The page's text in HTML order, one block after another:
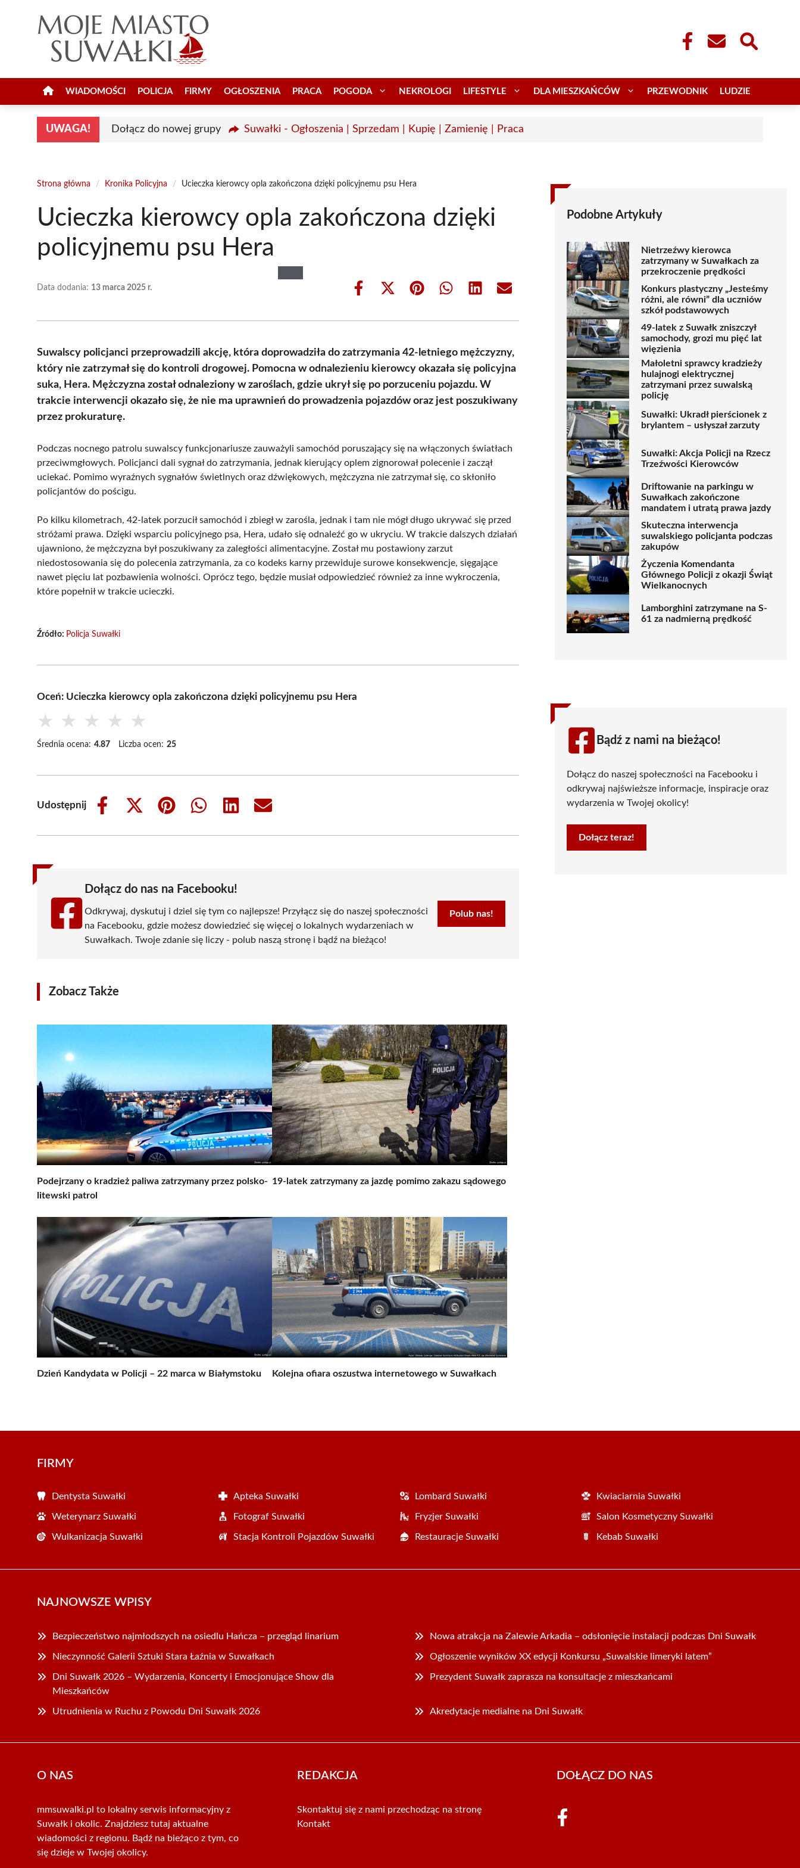
WIADOMOŚCI POLICJA FIRMY OGŁOSZENIA PRACA POGODA NEKROLOGI LIFESTYLE DLA MIESZKAŃCÓW PRZEWODNIK LUDZIE
UWAGA! Dołącz do nowej grupy Suwałki - Ogłoszenia | Sprzedam | Kupię | Zamienię | Praca
Strona główna / Kronika Policyjna / Ucieczka kierowcy opla zakończona dzięki policyjnemu psu Hera
Ucieczka kierowcy opla zakończona dzięki
policyjnemu psu Hera
Data dodania: 13 marca 2025 r.
Share
Share
(Twitter)
Share Share Share Share
Suwalscy policjanci przeprowadzili akcję, która doprowadziła do zatrzymania 42-letniego mężczyzny,
który nie zatrzymał się do kontroli drogowej. Pomocna w odnalezieniu kierowcy okazała się policyjna
suka, Hera. Mężczyzna został odnaleziony w zaroślach, gdzie ukrył się po porzuceniu pojazdu. W
trakcie interwencji okazało się, że nie ma uprawnień do prowadzenia pojazdów oraz jest poszukiwany
przez prokuraturę.
Podczas nocnego patrolu suwalscy funkcjonariusze zauważyli samochód poruszający się na włączonych światłach
przeciwmgłowych. Policjanci dali sygnał do zatrzymania, jednak kierujący oplem zignorował polecenie i zaczął
uciekać. Pomimo wyraźnych sygnałów świetlnych oraz dźwiękowych, mężczyzna nie zatrzymał się, co skłoniło
policjantów do pościgu.
Po kilku kilometrach, 42-latek porzucił samochód i zbiegł w zarośla, jednak i tam nie mógł długo ukrywać się przed
stróżami prawa. Dzięki wsparciu policyjnego psa, Hera, udało się odnaleźć go w ukryciu. W trakcie dalszych działań
ujawniono, że mężczyzna był poszukiwany za zaległości alimentacyjne. Został mu postawiony zarzut
niedostosowania się do polecenia zatrzymania, za co kodeks karny przewiduje surowe konsekwencje, sięgające
nawet pięciu lat pozbawienia wolności. Oprócz tego, będzie musiał odpowiedzieć również za inne wykroczenia,
które popełnił w trakcie ucieczki.
Źródło: Policja Suwałki
Oceń: Ucieczka kierowcy opla zakończona dzięki policyjnemu psu Hera
★ ★ ★ ★ ★
Średnia ocena: 4.87 Liczba ocen: 25
Udostępnij
Share
Share
(Twitter)
Share
Share
Share
Share
Dołącz do nas na Facebooku!
Odkrywaj, dyskutuj i dziel się tym co najlepsze! Przyłącz się do naszej społeczności
na Facebooku, gdzie możesz dowiedzieć się więcej o lokalnych wydarzeniach w
Suwałkach. Twoje zdanie się liczy - polub naszą stronę i bądź na bieżąco!
Polub nas!
Zobacz Także
Podejrzany o kradzież paliwa zatrzymany przez polsko-
litewski patrol
19-latek zatrzymany za jazdę pomimo zakazu sądowego
Dzień Kandydata w Policji – 22 marca w Białymstoku Kolejna ofiara oszustwa internetowego w Suwałkach
Podobne Artykuły
Nietrzeźwy kierowca
zatrzymany w Suwałkach za
przekroczenie prędkości
Konkurs plastyczny „Jesteśmy
różni, ale równi” dla uczniów
szkół podstawowych
49-latek z Suwałk zniszczył
samochody, grozi mu pięć lat
więzienia
Małoletni sprawcy kradzieży
hulajnogi elektrycznej
zatrzymani przez suwalską
policję
Suwałki: Ukradł pierścionek z
brylantem – usłyszał zarzuty
Suwałki: Akcja Policji na Rzecz
Trzeźwości Kierowców
Driftowanie na parkingu w
Suwałkach zakończone
mandatem i utratą prawa jazdy
Skuteczna interwencja
suwalskiego policjanta podczas
zakupów
Życzenia Komendanta
Głównego Policji z okazji Świąt
Wielkanocnych
Lamborghini zatrzymane na S-
61 za nadmierną prędkość
Bądź z nami na bieżąco!
Dołącz do naszej społeczności na Facebooku i
odkrywaj najświeższe informacje, inspiracje oraz
wydarzenia w Twojej okolicy!
Dołącz teraz!
FIRMY
Dentysta Suwałki Apteka Suwałki Lombard Suwałki Kwiaciarnia Suwałki
Weterynarz Suwałki Fotograf Suwałki Fryzjer Suwałki Salon Kosmetyczny Suwałki
Wulkanizacja Suwałki Stacja Kontroli Pojazdów Suwałki Restauracje Suwałki Kebab Suwałki
NAJNOWSZE WPISY
Bezpieczeństwo najmłodszych na osiedlu Hańcza – przegląd linarium Nowa atrakcja na Zalewie Arkadia – odsłonięcie instalacji podczas Dni Suwałk
Nieczynność Galerii Sztuki Stara Łaźnia w Suwałkach Ogłoszenie wyników XX edycji Konkursu „Suwalskie limeryki latem”
Dni Suwałk 2026 – Wydarzenia, Koncerty i Emocjonujące Show dla
Mieszkańców
Prezydent Suwałk zaprasza na konsultacje z mieszkańcami
Utrudnienia w Ruchu z Powodu Dni Suwałk 2026 Akredytacje medialne na Dni Suwałk
O NAS
mmsuwalki.pl to lokalny serwis informacyjny z
Suwałk i okolic. Znajdziesz tutaj aktualne
wiadomości z regionu. Bądź na bieżąco z tym, co
się dzieje w Twojej okolicy.
REDAKCJA
Skontaktuj się z nami przechodząc na stronę
Kontakt
DOŁĄCZ DO NAS